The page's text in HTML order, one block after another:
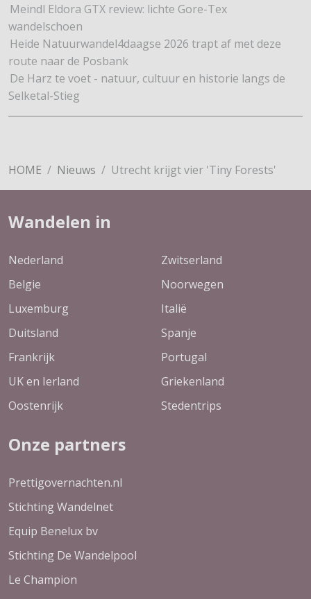
Meindl Eldora GTX review: lichte Gore-Tex
wandelschoen
Heide Natuurwandel4daagse 2026 trapt af met deze
route naar de Posbank
De Harz te voet - natuur, cultuur en historie langs de
Selketal-Stieg
HOME Nieuws Utrecht krijgt vier 'Tiny Forests'
Wandelen in
Nederland
Belgie
Luxemburg
Duitsland
Frankrijk
UK en Ierland
Oostenrijk
Zwitserland
Noorwegen
Italië
Spanje
Portugal
Griekenland
Stedentrips
Onze partners
Prettigovernachten.nl
Stichting Wandelnet
Equip Benelux bv
Stichting De Wandelpool
Le Champion